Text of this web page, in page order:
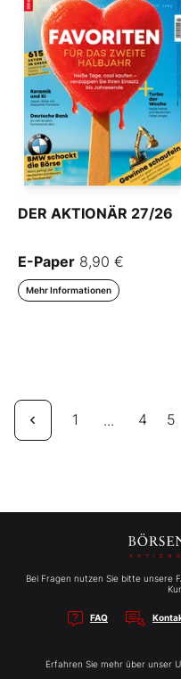
DER AKTIONÄR 27/26
E-Paper 8,90 €
Mehr Informationen
1 ... 4 5
Bei Fragen nutzen Sie bitte unsere
FAQ
Erfahren Sie mehr über unser